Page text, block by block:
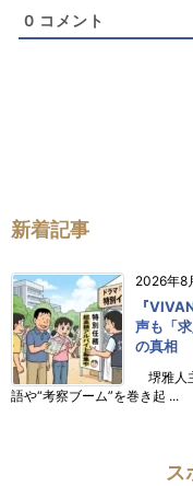
0 コメント
新着記事
2026年8
『
声も「
の真相
堺雅人
語や“考察ブーム”を巻き起 ...
ス